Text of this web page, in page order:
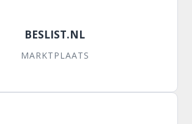
BESLIST.NL
MARKTPLAATS